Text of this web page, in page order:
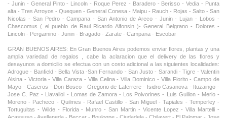
- Junin - General Pinto - Lincoln - Roque Perez - Baradero - Berisso - Vedia - Punta
alta - Tres Arroyos - Quequen - General Conesa - Maipu - Rauch - Rojas - Salto - San
Nicolas - San Pedro - Campana - San Antonio de Areco - Junin - Lujan - Lobos -
Chascomus ( el pueblo de Raul Ricardo Alfonsin )- General Belgrano - Dolores -
Lincoln - Pergamino - Junin - Bragado - Zarate - Campana - Escobar
GRAN BUENOS AIRES: En Gran Buenos Aires podemos enviar flores, plantas y una
amplia variedad de regalos , cabe la aclaracion que el delivery de las flores y
desayunos a domicilio se efectua con un costo adicional a las siguientes localidades:
Adrogue - Banfield - Bella Vista -San Fernando - San Justo - Sarandi - Tigre - Valentin
Alsina - Victoria - Villa Caraza - Villa Celina - Villa Dominico - Villa Fiorito - Campo de
Mayo - Caseros - Don Bosco - Gregorio de Laferrere - Isidro Casanova - Ituzaingo -
Jose C. Paz - Llavallol - Lomas de Zamora - Los Polvorines - Luis Guillon - Merlo -
Moreno - Pacheco - Quilmes - Rafael Castillo - San Miguel - Tapiales - Temperley -
Tortuguitas - Wilde - Florida - Munro - San Martin - Vicente Lopez - Villa Martelli -